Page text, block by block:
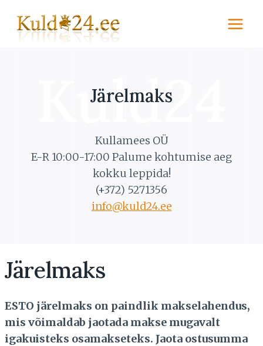
content
Kuld24
Järelmaks
Kullamees OÜ
E-R 10:00-17:00 Palume kohtumise aeg
kokku leppida!
(+372) 5271356
info@kuld24.ee
Järelmaks
ESTO järelmaks on paindlik makselahendus,
mis võimaldab jaotada makse mugavalt
igakuisteks osamakseteks. Jaota ostusumma